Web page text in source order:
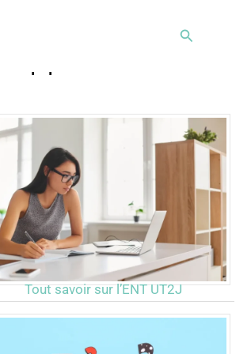
Rechercher
Tout savoir sur l’ENT UT2J